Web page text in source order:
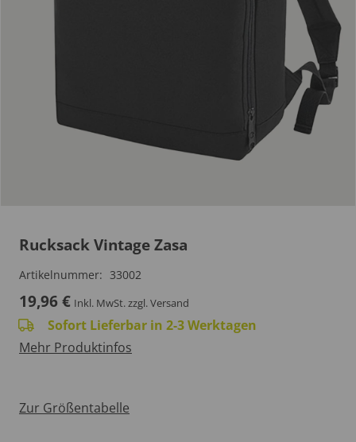
Rucksack Vintage Zasa
Artikelnummer: 33002
19,96 € Inkl. MwSt.zzgl. Versand
Sofort Lieferbar in 2-3 Werktagen
Mehr Produktinfos
Zur Größentabelle